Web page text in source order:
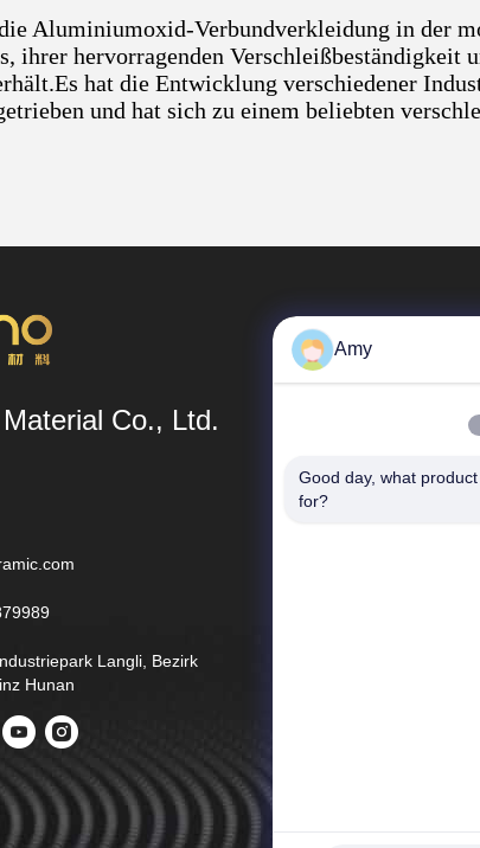
die Aluminiumoxid-Verbundverkleidung in der
ihrer hervorragenden Verschleißbeständigkeit
hat die Entwicklung verschiedener
und hat sich zu einem beliebten
Co., Ltd.
Langli, Bezirk
Hunan
Amy
Good day, what
for?